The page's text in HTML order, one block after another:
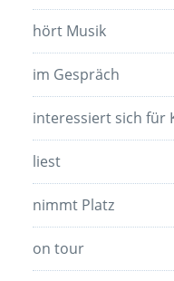
hört Musik
im Gespräch
interessiert sich für
liest
nimmt Platz
on tour